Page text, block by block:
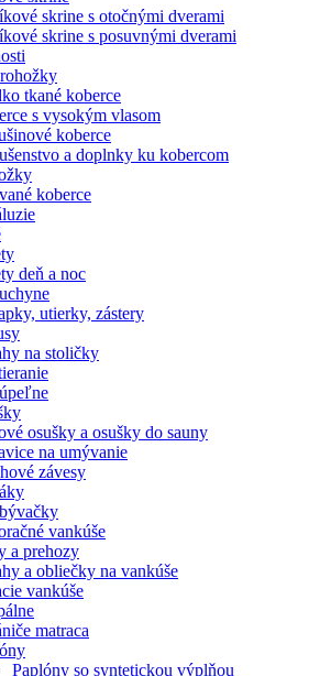
skrine s otočnými dverami
skrine s posuvnými dverami
tkané koberce
s vysokým vlasom
koberce
a doplnky ku kobercom
koberce
deň a noc
utierky, zástery
na stoličky
osušky a osušky do sauny
na umývanie
závesy
vankúše
a prehozy
a obliečky na vankúše
vankúše
matraca
Paplóny so syntetickou výplňou